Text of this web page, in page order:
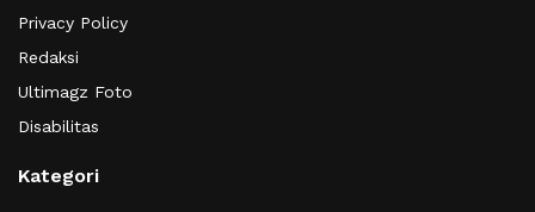
Privacy Policy
Redaksi
Ultimagz Foto
Disabilitas
Kategori